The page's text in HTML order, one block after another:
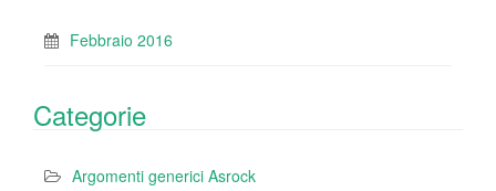
Febbraio 2016
Categorie
Argomenti generici Asrock